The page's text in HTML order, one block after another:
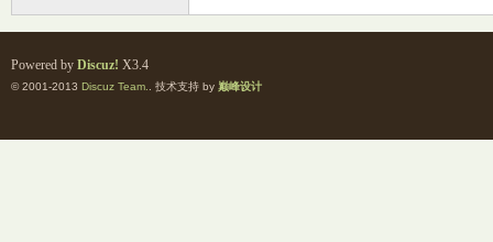
Powered by Discuz! X3.4
© 2001-2013 Discuz Team. . 技术支持 by 巅峰设计